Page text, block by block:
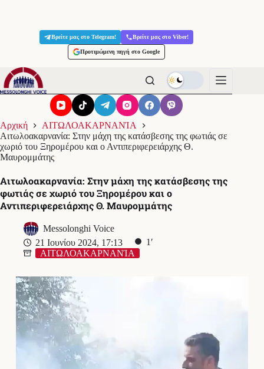
Βρείτε μας στο Telegram! Βρείτε μας στο Viber!
Προτιμώμενη πηγή στο Google
Αρχική
ΑΙΤΩΛΟΑΚΑΡΝΑΝΊΑ
Αιτωλοακαρνανία: Στην μάχη της κατάσβεσης της φωτιάς σε
χωριό του Ξηρομέρου και ο Αντιπεριφερειάρχης Θ.
Μαυρομμάτης
Αιτωλοακαρνανία: Στην μάχη της κατάσβεσης της
φωτιάς σε χωριό του Ξηρομέρου και ο
Αντιπεριφερειάρχης Θ. Μαυρομμάτης
Messolonghi Voice
21 Ιουνίου 2024, 17:13
1′
ΑΙΤΩΛΟΑΚΑΡΝΑΝΊΑ